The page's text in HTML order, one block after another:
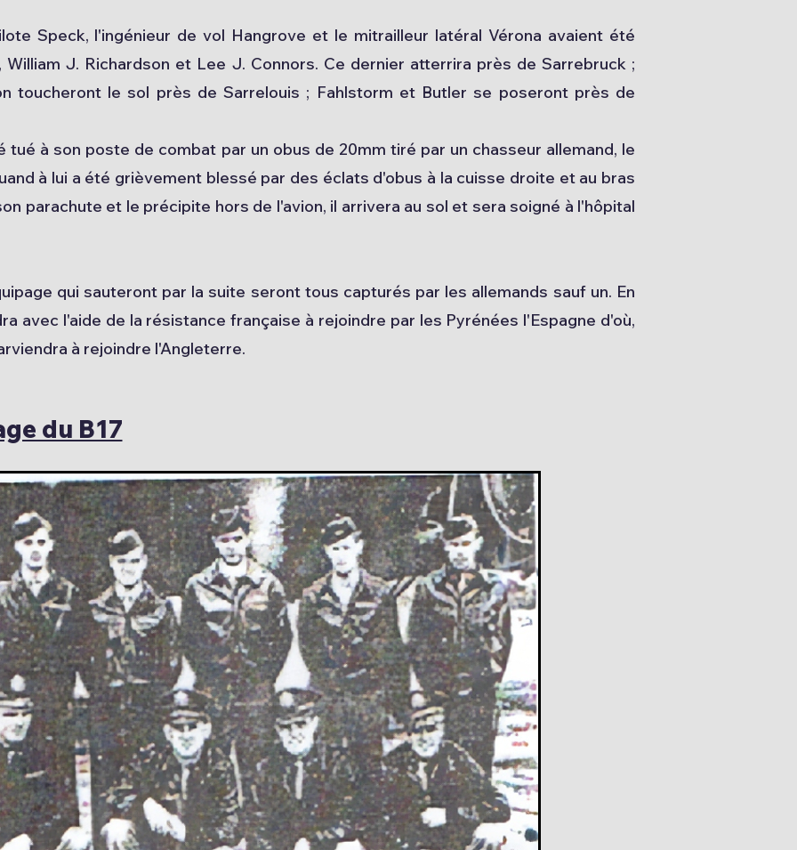
Speck, l'ingénieur de vol Hangrove et le mitrailleur latéral Vérona avaient été
J. Richardson et Lee J. Connors. Ce dernier atterrira près de Sarrebruck ;
toucheront le sol près de Sarrelouis ; Fahlstorm et Butler se poseront près de
tué à son poste de combat par un obus de 20mm tiré par un chasseur allemand, le
à lui a été grièvement blessé par des éclats d'obus à la cuisse droite et au bras
parachute et le précipite hors de l'avion, il arrivera au sol et sera soigné à l'hôpital
qui sauteront par la suite seront tous capturés par les allemands sauf un. En
avec l'aide de la résistance française à rejoindre par les Pyrénées l'Espagne d'où,
à rejoindre l'Angleterre.
du B17